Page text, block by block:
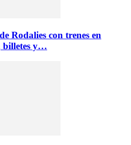
Rodalies con trenes en
billetes y…